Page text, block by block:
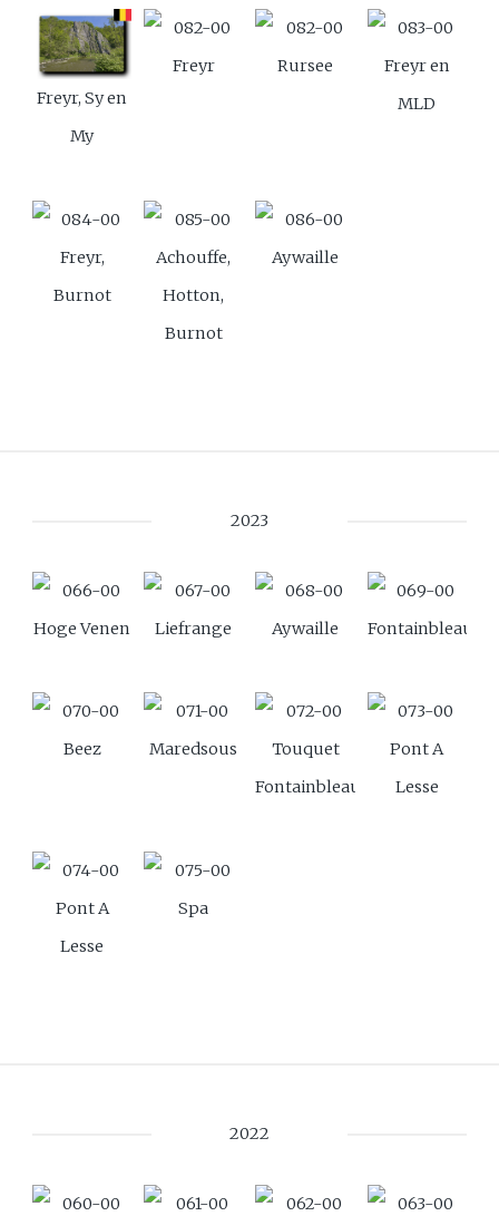
Freyr, Sy en
My
Freyr Rursee
Freyr en
MLD
Freyr,
Burnot
Achouffe,
Hotton,
Burnot
Aywaille
2023
Hoge Venen Liefrange Aywaille Fontainbleau
Beez Maredsous
Touquet
Fontainbleau
Pont A
Lesse
Pont A
Lesse
Spa
2022